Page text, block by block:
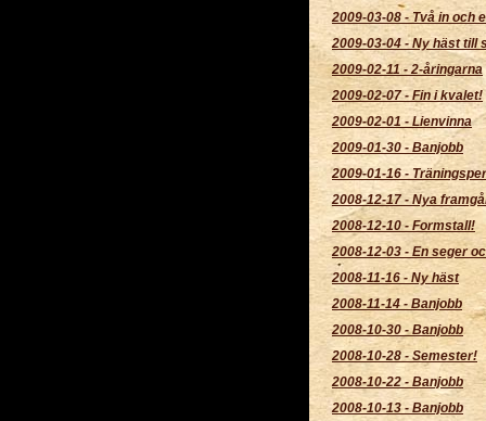
2009-03-08 -Två in och
2009-03-04 -Ny häst till
2009-02-11 -2-åringarna
2009-02-07-Fin i kvalet!
2009-02-01- Lienvinna
2009-01-30 -Banjobb
2009-01-16-
2008-12-17- Nya
2008-12-10- Formstall!
2008-12-03 - En seger
2008-11-16 - Ny häst
2008-11-14- Banjobb
2008-10-30 -Banjobb
2008-10-28 - Semester!
2008-10-22 - Banjobb
2008-10-13-Banjobb